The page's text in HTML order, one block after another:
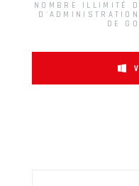
NOMBRE ILLIMITÉ
DE